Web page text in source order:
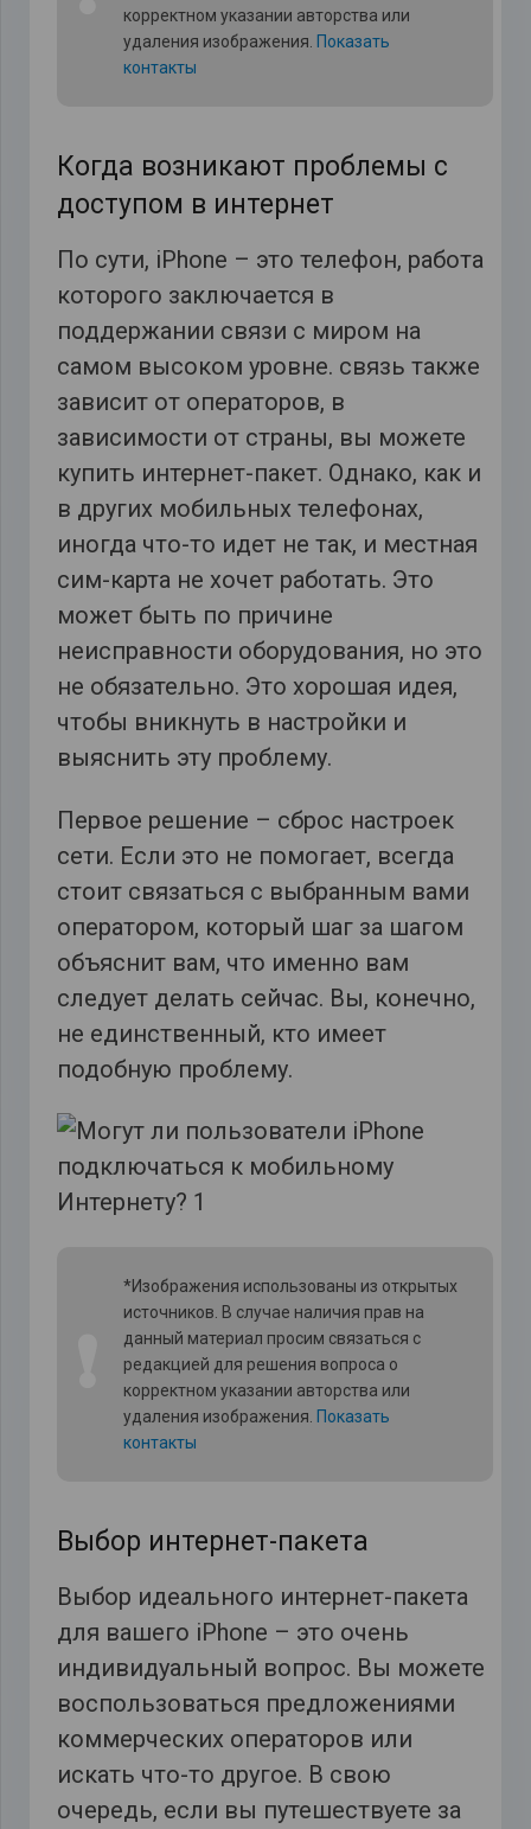
корректном указании авторства или
удаления изображения. Показать
контакты
Когда возникают проблемы с
доступом в интернет
По сути, iPhone – это телефон, работа
которого заключается в
поддержании связи с миром на
самом высоком уровне. связь также
зависит от операторов, в
зависимости от страны, вы можете
купить интернет-пакет. Однако, как и
в других мобильных телефонах,
иногда что-то идет не так, и местная
сим-карта не хочет работать. Это
может быть по причине
неисправности оборудования, но это
не обязательно. Это хорошая идея,
чтобы вникнуть в настройки и
выяснить эту проблему.
Первое решение – сброс настроек
сети. Если это не помогает, всегда
стоит связаться с выбранным вами
оператором, который шаг за шагом
объяснит вам, что именно вам
следует делать сейчас. Вы, конечно,
не единственный, кто имеет
подобную проблему.
*Изображения использованы из открытых
источников. В случае наличия прав на
данный материал просим связаться с
редакцией для решения вопроса о
корректном указании авторства или
удаления изображения. Показать
контакты
Выбор интернет-пакета
Выбор идеального интернет-пакета
для вашего iPhone – это очень
индивидуальный вопрос. Вы можете
воспользоваться предложениями
коммерческих операторов или
искать что-то другое. В свою
очередь, если вы путешествуете за